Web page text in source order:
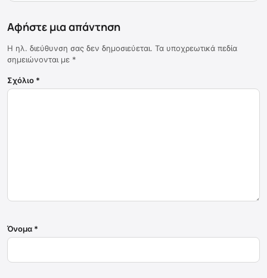
Αφήστε μια απάντηση
Η ηλ. διεύθυνση σας δεν δημοσιεύεται. Τα υποχρεωτικά πεδία
σημειώνονται με *
Σχόλιο *
Όνομα *